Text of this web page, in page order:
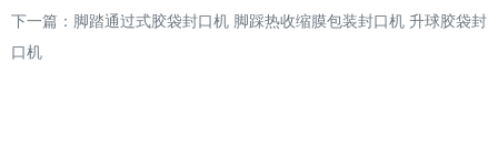
下一篇： 脚踏通过式胶袋封口机 脚踩热收缩膜包装封口机 升球胶袋封
口机